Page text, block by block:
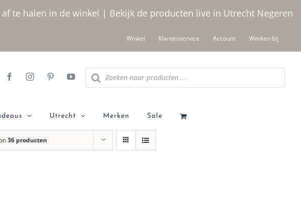
te halen in de winkel | Bekijk de producten live in Utrecht Negeren
Winkel Klantenservice Account Werken bij
Producten zoeken
Utrecht Merken Sale
36 producten